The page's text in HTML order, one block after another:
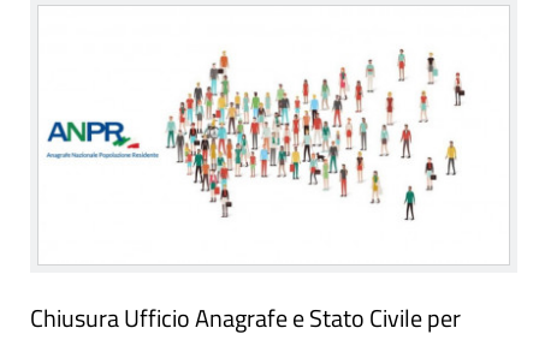
Chiusura Ufficio Anagrafe e Stato Civile per